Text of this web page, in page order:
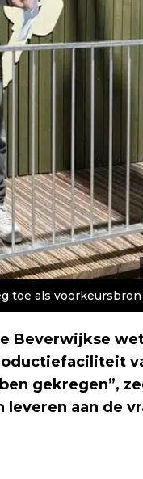
toe als
Beverwijkse
gekregen”,
aan de